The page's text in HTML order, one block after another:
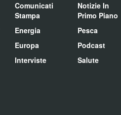
Comunicati
Stampa
Energia
Europa
Interviste
Notizie In
Primo Piano
Pesca
Podcast
Salute